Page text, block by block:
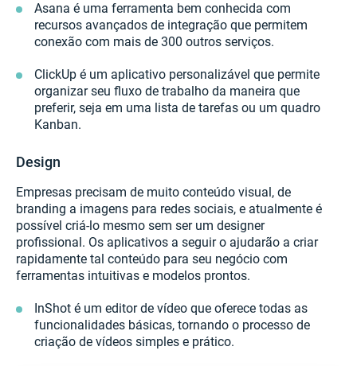
Asana é uma ferramenta bem conhecida com
recursos avançados de integração que permitem
conexão com mais de 300 outros serviços.
ClickUp é um aplicativo personalizável que permite
organizar seu fluxo de trabalho da maneira que
preferir, seja em uma lista de tarefas ou um quadro
Kanban.
Design
Empresas precisam de muito conteúdo visual, de
branding a imagens para redes sociais, e atualmente é
possível criá-lo mesmo sem ser um designer
profissional. Os aplicativos a seguir o ajudarão a criar
rapidamente tal conteúdo para seu negócio com
ferramentas intuitivas e modelos prontos.
InShot é um editor de vídeo que oferece todas as
funcionalidades básicas, tornando o processo de
criação de vídeos simples e prático.